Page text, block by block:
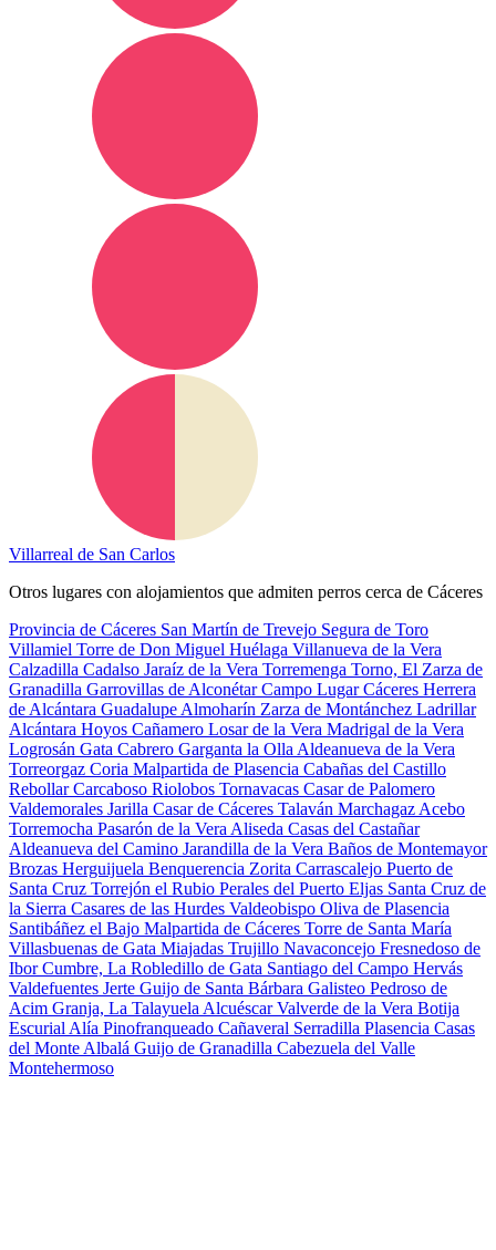
Villarreal de San Carlos
Otros lugares con alojamientos que admiten perros cerca de Cáceres
Provincia de Cáceres San Martín de Trevejo Segura de Toro
Villamiel Torre de Don Miguel Huélaga Villanueva de la Vera
Calzadilla Cadalso Jaraíz de la Vera Torremenga Torno, El Zarza de
Granadilla Garrovillas de AlconétarCampo LugarCáceres Herrera
de Alcántara Guadalupe Almoharín Zarza de Montánchez Ladrillar
Alcántara Hoyos Cañamero Losar de la Vera Madrigal de la Vera
Logrosán Gata Cabrero Garganta la Olla Aldeanueva de la Vera
Torreorgaz Coria Malpartida de Plasencia Cabañas del Castillo
RebollarCarcaboso Riolobos Tornavacas Casar de Palomero
Valdemorales Jarilla Casar de Cáceres Talaván Marchagaz Acebo
Torremocha Pasarón de la Vera Aliseda Casas del Castañar
Aldeanueva del Camino Jarandilla de la Vera Baños de Montemayor
Brozas Herguijuela Benquerencia Zorita Carrascalejo Puerto de
Santa Cruz Torrejón el Rubio Perales del Puerto Eljas Santa Cruz de
la Sierra Casares de las Hurdes Valdeobispo Oliva de Plasencia
Santibáñez el Bajo Malpartida de Cáceres Torre de Santa María
Villasbuenas de Gata Miajadas Trujillo Navaconcejo Fresnedoso de
IborCumbre, La Robledillo de Gata Santiago del Campo Hervás
Valdefuentes Jerte Guijo de Santa Bárbara Galisteo Pedroso de
Acim Granja, La Talayuela AlcuéscarValverde de la Vera Botija
Escurial Alía Pinofranqueado Cañaveral Serradilla Plasencia Casas
del Monte Albalá Guijo de Granadilla Cabezuela del Valle
Montehermoso